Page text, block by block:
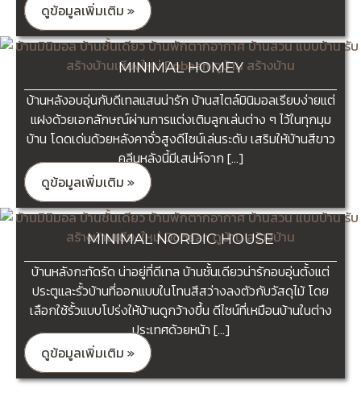
ดูข้อมูลเพิ่มเติม »
MINIMAL HOMEY
บ้านหลังอบอุ่นกับดีเทลแสนน่ารัก บ้านสไตล์มินิมอลเรียบง่ายแต่
แฝงด้วยเอกลักษณ์ผ่านการแต่งเติมลูกเล่นต่าง ๆ ไว้ในทุกมุม
บ้าน โดดเด่นด้วยหลังคาจั่วสูงดีไซน์เล่นระดับ เสริมให้บ้านสีขาว
คลีนหลังนี้มีเสน่ห์จาก […]
ดูข้อมูลเพิ่มเติม »
MINIMAL NORDIC HOUSE
บ้านหลังกะทัดรัด น่าอยู่ที่ดีเทล บ้านชั้นเดียวน่ารักอบอุ่นตั้งแต่
ประตูและรั้วบ้านที่ออกแบบในโทนสีสว่างลงตัวกับวัสดุไม้ โดย
เลือกใช้รั้วแบบโปร่งให้บ้านดูกว้างขึ้น ดีไซน์ที่เหมือนบ้านในต่าง
ประเทศด้วยหน้า […]
ดูข้อมูลเพิ่มเติม »